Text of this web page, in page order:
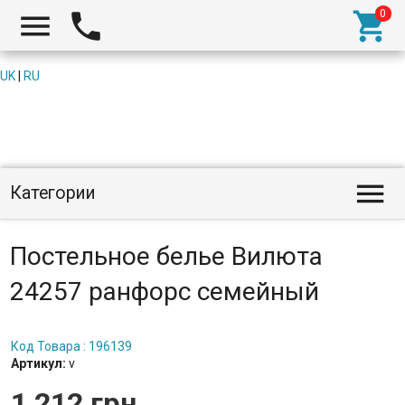
  
UK RU
Категории 
Постельное белье Вилюта
24257 ранфорс семейный
Код Товара : 196139
Артикул: v